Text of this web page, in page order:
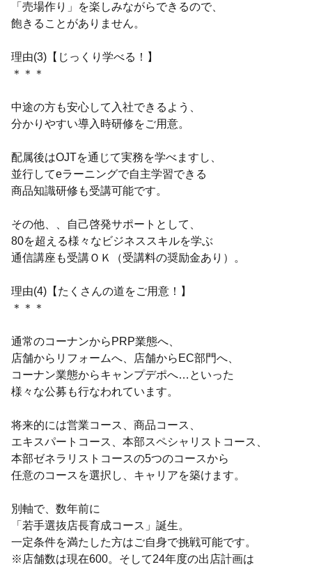
「売場作り」を楽しみながらできるので、
飽きることがありません。
理由(3)【じっくり学べる！】
＊＊＊
中途の方も安心して入社できるよう、
分かりやすい導入時研修をご用意。
配属後はOJTを通じて実務を学べますし、
並行してeラーニングで自主学習できる
商品知識研修も受講可能です。
その他、、自己啓発サポートとして、
80を超える様々なビジネススキルを学ぶ
通信講座も受講ＯＫ（受講料の奨励金あり）。
理由(4)【たくさんの道をご用意！】
＊＊＊
通常のコーナンからPRP業態へ、
店舗からリフォームへ、店舗からEC部門へ、
コーナン業態からキャンプデポへ…といった
様々な公募も行なわれています。
将来的には営業コース、商品コース、
エキスパートコース、本部スペシャリストコース、
本部ゼネラリストコースの5つのコースから
任意のコースを選択し、キャリアを築けます。
別軸で、数年前に
「若手選抜店長育成コース」誕生。
一定条件を満たした方はご自身で挑戦可能です。
※店舗数は現在600。そして24年度の出店計画は